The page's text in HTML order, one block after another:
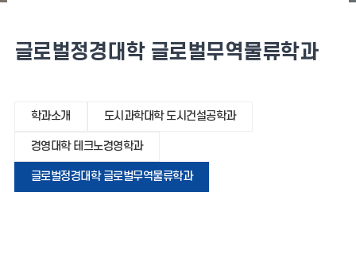
글로벌정경대학 글로벌무역물류학과
학과소개 도시과학대학 도시건설공학과
경영대학 테크노경영학과
글로벌정경대학 글로벌무역물류학과